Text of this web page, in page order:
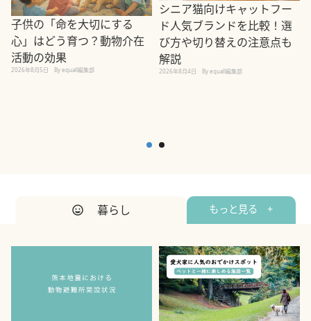
子供の「命を大切にする
心」はどう育つ？動物介在
活動の効果
2026年8月5日 By equall編集部
シニア猫向けキャットフー
ド人気ブランドを比較！選
び方や切り替えの注意点も
解説
2026年8月4日 By equall編集部
暮らし もっと見る +